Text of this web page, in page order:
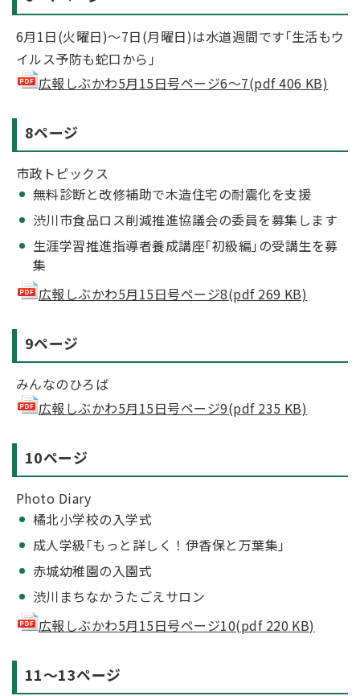
6月1日(火曜日)～7日(月曜日)は水道週間です｢生活もウ
イルス予防も蛇口から｣
広報しぶかわ5月15日号ページ6～7(pdf 406 KB)
8ページ
市政トピックス
無料診断と改修補助で木造住宅の耐震化を支援
渋川市食品ロス削減推進協議会の委員を募集します
生涯学習推進指導者養成講座｢初級編｣の受講生を募
集
広報しぶかわ5月15日号ページ8(pdf 269 KB)
9ページ
みんなのひろば
広報しぶかわ5月15日号ページ9(pdf 235 KB)
10ページ
Photo Diary
橘北小学校の入学式
成人学級｢もっと詳しく！伊香保と万葉集｣
赤城幼稚園の入園式
渋川まちなかうたごえサロン
広報しぶかわ5月15日号ページ10(pdf 220 KB)
11～13ページ